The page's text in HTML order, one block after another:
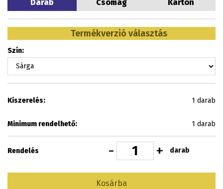
Darab Csomag Karton
Termékverzió választás
Szín:
Kiszerelés: 1 darab
Minimum rendelhető: 1 darab
Rendelés - + darab
Kosárba